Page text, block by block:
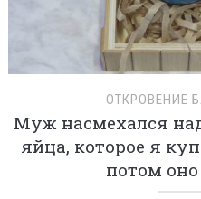
ОТКРОВЕНИЕ
Муж насмехался
яйца, которое я
потом